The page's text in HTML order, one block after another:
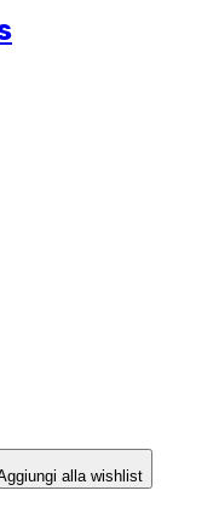
alla wishlist